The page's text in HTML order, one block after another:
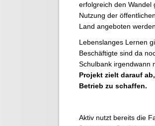
erfolgreich den Wandel
Nutzung der
Land angeboten
Lebenslanges Lernen
Beschäftigte sind da
Schulbank irgendwann
Projekt zielt darauf
Betrieb zu schaffen.
Aktiv nutzt bereits die